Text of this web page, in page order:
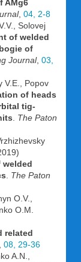
AMg6
, 04, 2-8
Solovej
of welded
of
Journal, 03,
V.E., Popov
of heads
tig-
The Paton
The Paton
O.V.,
O.M.
related
08, 29-36
A.N.,